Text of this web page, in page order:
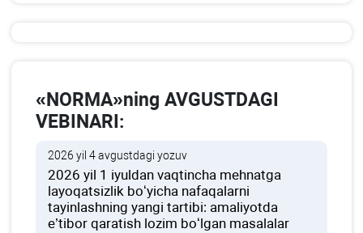
«NORMA»ning AVGUSTDAGI
VEBINARI:
2026 yil 4 avgustdagi yozuv
2026 yil 1 iyuldan vaqtincha mehnatga
layoqatsizlik boʻyicha nafaqalarni
tayinlashning yangi tartibi: amaliyotda
e’tibor qaratish lozim boʻlgan masalalar